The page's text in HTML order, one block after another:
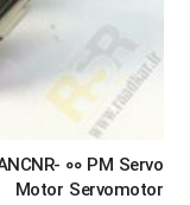
00 PM Servo
Motor Servomotor